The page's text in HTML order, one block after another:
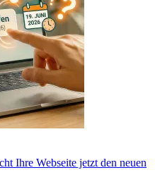
Ihre Webseite jetzt den neuen